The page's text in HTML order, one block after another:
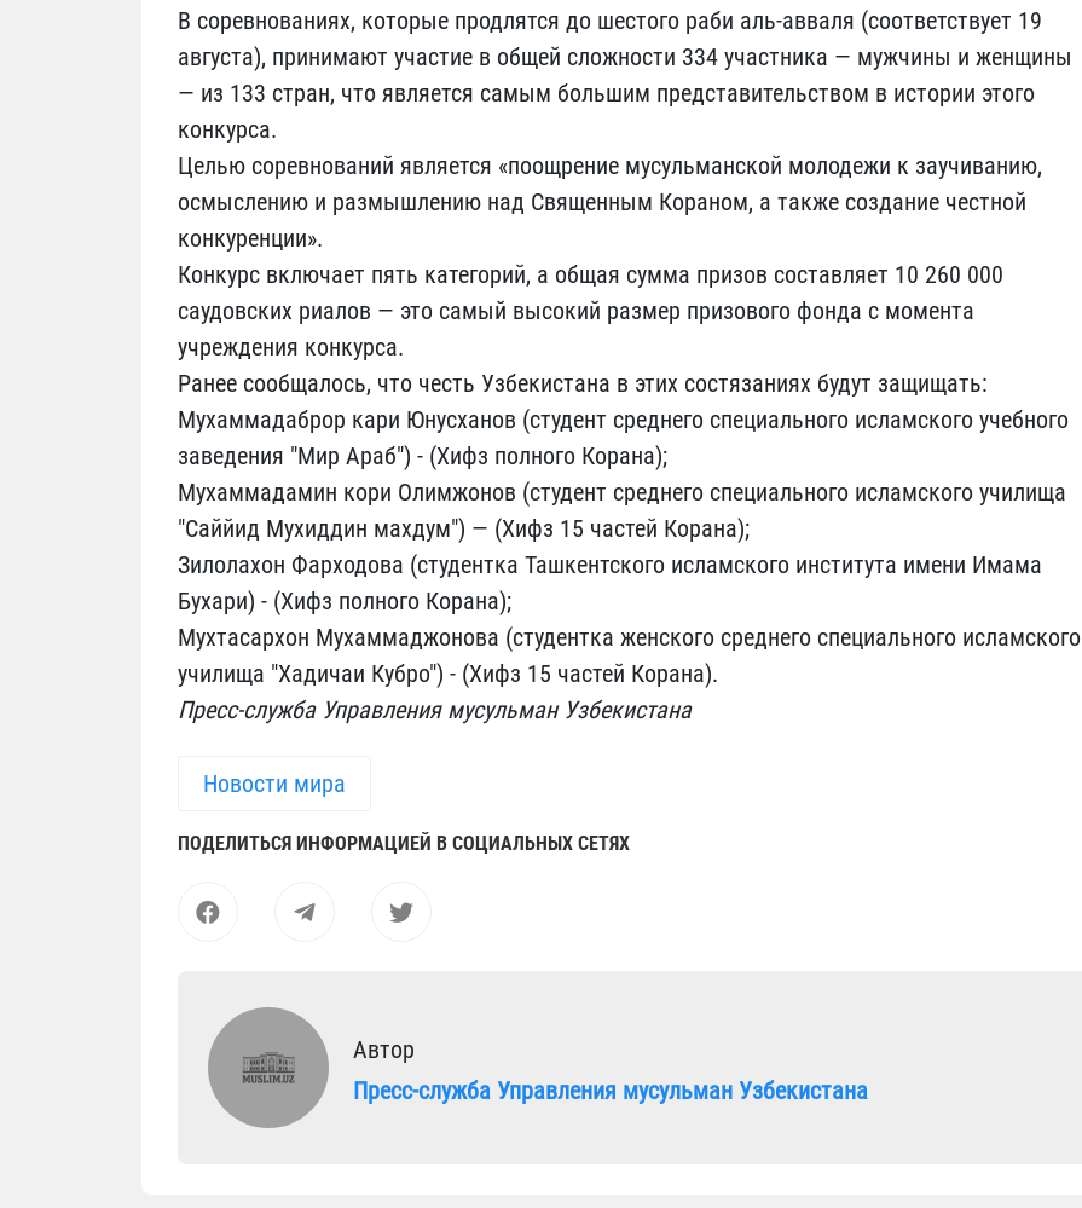
В соревнованиях, которые продлятся до шестого раби аль-авваля (соответствует 19
августа), принимают участие в общей сложности 334 участника — мужчины и женщины
— из 133 стран, что является самым большим представительством в истории этого
конкурса.
Целью соревнований является «поощрение мусульманской молодежи к заучиванию,
осмыслению и размышлению над Священным Кораном, а также создание честной
конкуренции».
Конкурс включает пять категорий, а общая сумма призов составляет 10 260 000
саудовских риалов — это самый высокий размер призового фонда с момента
учреждения конкурса.
Ранее сообщалось, что честь Узбекистана в этих состязаниях будут защищать:
Мухаммадаброр кари Юнусханов (студент среднего специального исламского учебного
заведения "Мир Араб") - (Хифз полного Корана);
Мухаммадамин кори Олимжонов (студент среднего специального исламского училища
"Саййид Мухиддин махдум") — (Хифз 15 частей Корана);
Зилолахон Фарходова (студентка Ташкентского исламского института имени Имама
Бухари) - (Хифз полного Корана);
Мухтасархон Мухаммаджонова (студентка женского среднего специального исламского
училища "Хадичаи Кубро") - (Хифз 15 частей Корана).
Пресс-служба Управления мусульман Узбекистана
Новости мира
ПОДЕЛИТЬСЯ ИНФОРМАЦИЕЙ В СОЦИАЛЬНЫХ СЕТЯХ
Автор
Пресс-служба Управления мусульман Узбекистана